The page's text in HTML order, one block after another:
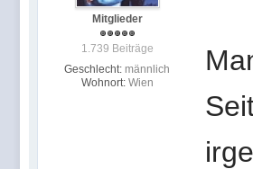
Mitglieder
1.739 Beiträge
Geschlecht: männlich
Wohnort: Wien